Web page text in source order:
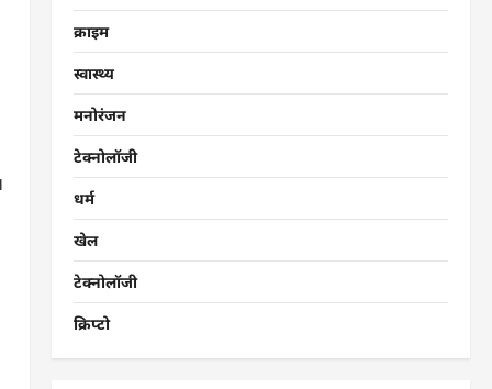
क्राइम
स्वास्थ्य
मनोरंजन
टेक्नोलॉजी
धर्म
खेल
टेक्नोलॉजी
क्रिप्टो